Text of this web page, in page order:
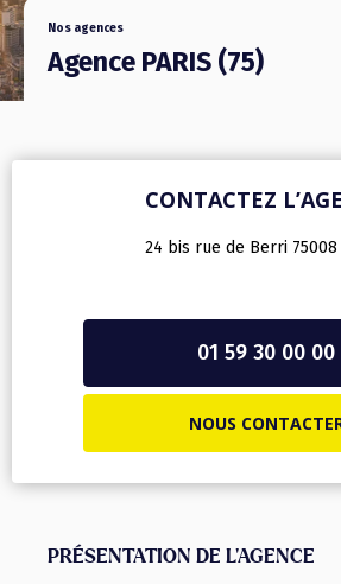
Nos agences
Agence PARIS (75)
PRÉSENTATION DE L’AGENCE
CONTACTEZ
24 bis rue de Berri 75008
01 59 30 00 00
NOUS